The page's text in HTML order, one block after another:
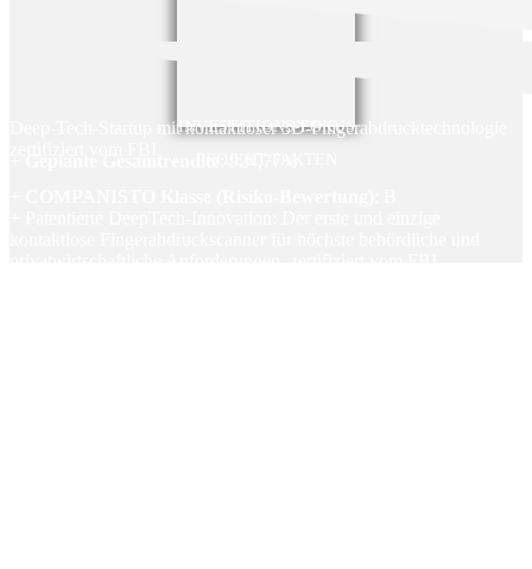
INVESTITIONS-FOKUS
Deep-Tech-Startup mit kontaktloser 3D-Fingerabdrucktechnologie